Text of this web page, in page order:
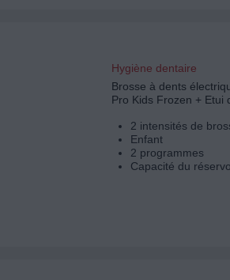
Hygiène dentaire
Brosse à dents
Pro Kids Frozen + Etui
2 intensités de
Enfant
2 programmes
Capacité du